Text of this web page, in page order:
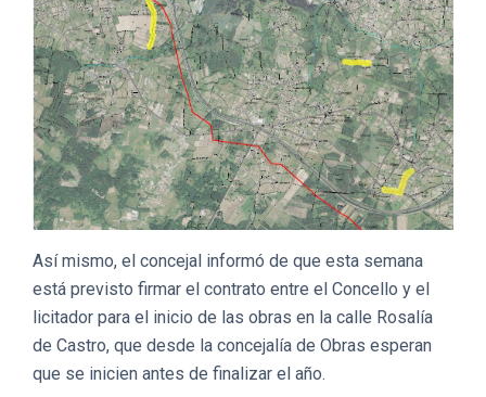
Así mismo, el concejal informó de que esta semana
está previsto firmar el contrato entre el Concello y el
licitador para el inicio de las obras en la calle Rosalía
de Castro, que desde la concejalía de Obras esperan
que se inicien antes de finalizar el año.